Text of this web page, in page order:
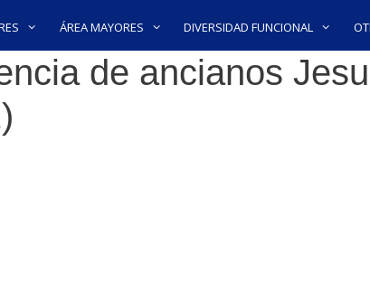
ÁREA MAYORES DIVERSIDAD FUNCIONAL
de ancianos